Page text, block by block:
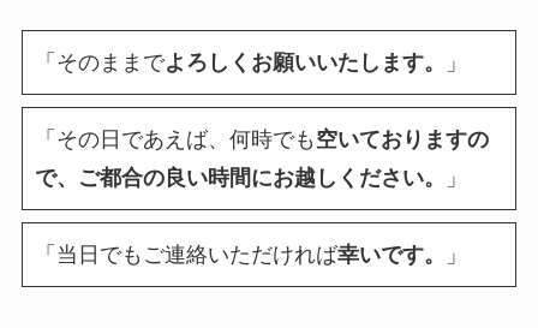
「そのままでよろしくお願いいたします。 」
「その日であえば、何時でも 空いておりますの
で、ご都合の良い時間にお越しください。
」
「当日でもご連絡いただければ幸いです。 」